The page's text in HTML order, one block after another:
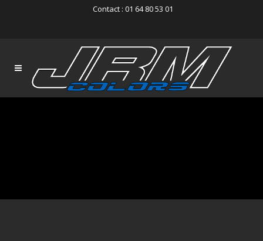
Contact : 01 64 80 53 01